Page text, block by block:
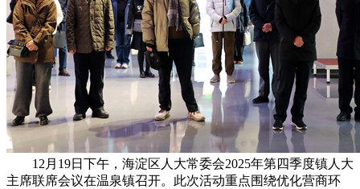
12月19日下午，海淀区人大常委会2025年第四季度镇人大
主席联席会议在温泉镇召开。此次活动重点围绕优化营商环